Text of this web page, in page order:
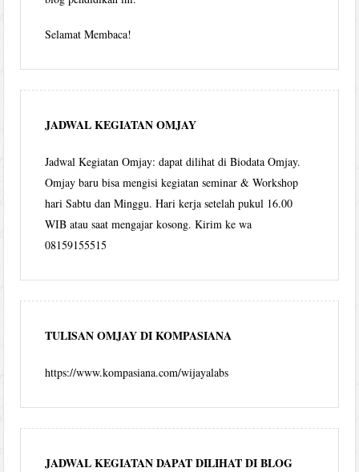
Selamat Membaca!
JADWAL KEGIATAN OMJAY
Jadwal Kegiatan Omjay: dapat dilihat di Biodata Omjay.
Omjay baru bisa mengisi kegiatan seminar & Workshop
hari Sabtu dan Minggu. Hari kerja setelah pukul 16.00
WIB atau saat mengajar kosong. Kirim ke wa
08159155515
TULISAN OMJAY DI KOMPASIANA
https://www.kompasiana.com/wijayalabs
JADWAL KEGIATAN DAPAT DILIHAT DI BLOG